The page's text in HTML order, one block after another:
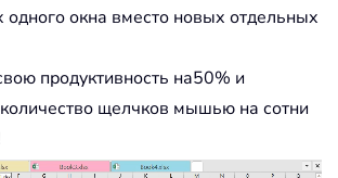
одного окна вместо новых отдельных
продуктивность на50% и
щелчков мышью на сотни